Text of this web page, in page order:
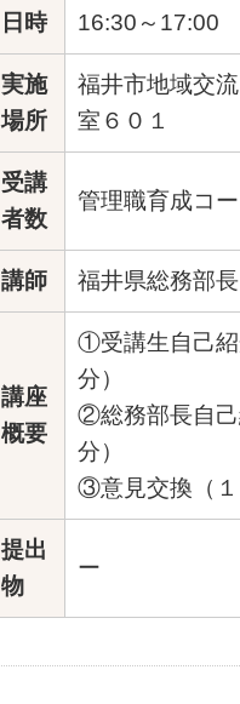
日時
16:30～17:00
実施
場所
福井市地域交
室６０１
受講
者数
管理職育成コ
講師 福井県総務部
講座
概要
①受講生自己
分）
②総務部長自
分）
③意見交換（
提出
物
ー